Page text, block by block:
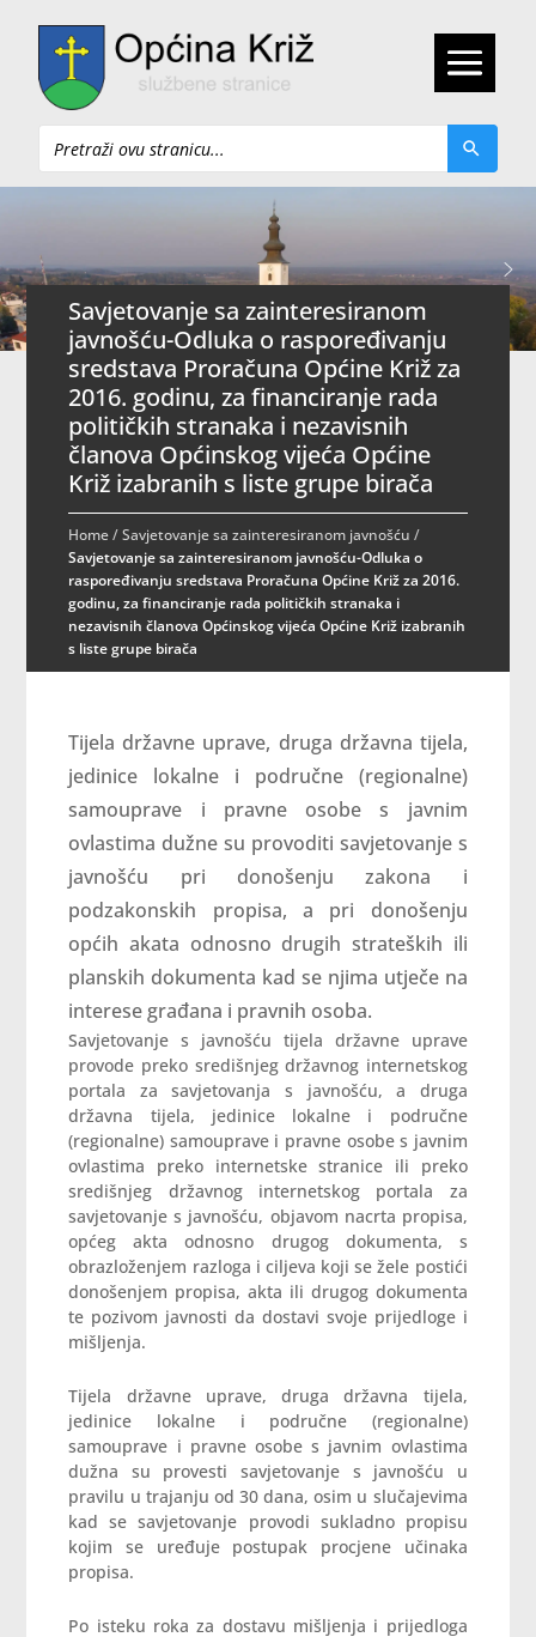
Pretraži
Savjetovanje sa zainteresiranom
javnošću-Odluka o raspoređivanju
sredstava Proračuna Općine Križ za
2016. godinu, za financiranje rada
političkih stranaka i nezavisnih
članova Općinskog vijeća Općine
Križ izabranih s liste grupe birača
Home/Savjetovanje sa zainteresiranom javnošću /
Savjetovanje sa zainteresiranom javnošću-Odluka o
raspoređivanju sredstava Proračuna Općine Križ za 2016.
godinu, za financiranje rada političkih stranaka i
nezavisnih članova Općinskog vijeća Općine Križ izabranih
s liste grupe birača
Tijela državne uprave, druga državna tijela,
jedinice lokalne i područne (regionalne)
samouprave i pravne osobe s javnim
ovlastima dužne su provoditi savjetovanje s
javnošću pri donošenju zakona i
podzakonskih propisa, a pri donošenju
općih akata odnosno drugih strateških ili
planskih dokumenta kad se njima utječe na
interese građana i pravnih osoba.
Savjetovanje s javnošću tijela državne uprave
provode preko središnjeg državnog internetskog
portala za savjetovanja s javnošću, a druga
državna tijela, jedinice lokalne i područne
(regionalne) samouprave i pravne osobe s javnim
ovlastima preko internetske stranice ili preko
središnjeg državnog internetskog portala za
savjetovanje s javnošću, objavom nacrta propisa,
općeg akta odnosno drugog dokumenta, s
obrazloženjem razloga i ciljeva koji se žele postići
donošenjem propisa, akta ili drugog dokumenta
te pozivom javnosti da dostavi svoje prijedloge i
mišljenja.
Tijela državne uprave, druga državna tijela,
jedinice lokalne i područne (regionalne)
samouprave i pravne osobe s javnim ovlastima
dužna su provesti savjetovanje s javnošću u
pravilu u trajanju od 30 dana, osim u slučajevima
kad se savjetovanje provodi sukladno propisu
kojim se uređuje postupak procjene učinaka
propisa.
Po isteku roka za dostavu mišljenja i prijedloga